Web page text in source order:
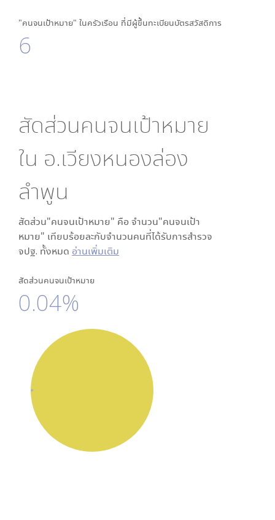
"คนจนเป้าหมาย" ในครัวเรือน ที่มีผู้ขึ้นทะเบียนบัตรสวัสดิการ
6
สัดส่วนคนจนเป้าหมาย
ใน อ.เวียงหนองล่อง
ลำพูน
สัดส่วน"คนจนเป้าหมาย" คือ จำนวน"คนจนเป้า
หมาย" เทียบร้อยละกับจำนวนคนที่ได้รับการสำรวจ
จปฐ. ทั้งหมด อ่านเพิ่มเติม
สัดส่วนคนจนเป้าหมาย
0.04%